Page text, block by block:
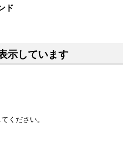
ド
示しています
ください。